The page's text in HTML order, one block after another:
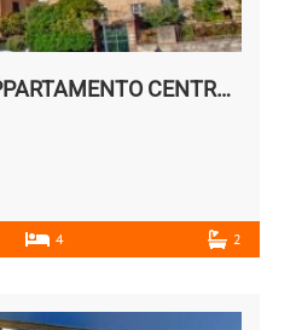
Rif. 33 CAMOGLI APPARTAMENTO CENTRALE VENDESI
4 2